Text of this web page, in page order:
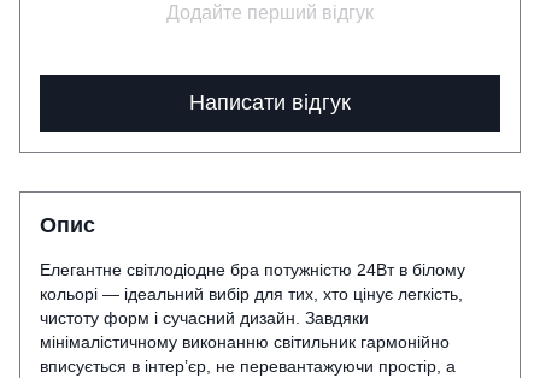
Додайте перший відгук
Написати відгук
Опис
Елегантне світлодіодне бра потужністю 24Вт в білому
кольорі — ідеальний вибір для тих, хто цінує легкість,
чистоту форм і сучасний дизайн. Завдяки
мінімалістичному виконанню світильник гармонійно
вписується в інтер’єр, не перевантажуючи простір, а